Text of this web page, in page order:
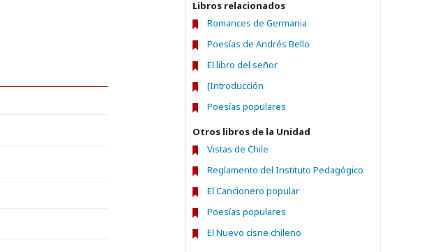
Libros relacionados
Romances de Germania
Poesías de Andrés Bello
El libro del señor
[Introducción
Poesías populares
Otros libros de la Unidad
Vistas de Chile
Reglamento del Instituto Pedagógico
El Cancionero popular
Poesías populares
El Nuevo cisne chileno